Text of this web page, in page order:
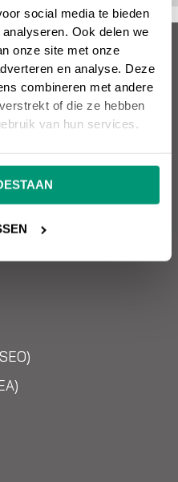
social media te bieden
Ook delen we
onze site met onze
en analyse. Deze
combineren met andere
of die ze hebben
van hun services.
die omzet oplevert?
mee! Snel, kundig en
vrijblijvende